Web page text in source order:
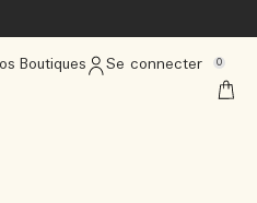
Boutiques Se connecter 0